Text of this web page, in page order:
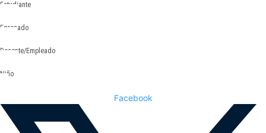
Estudiante
Egresado
Docente/Empleado
Niño
Facebook